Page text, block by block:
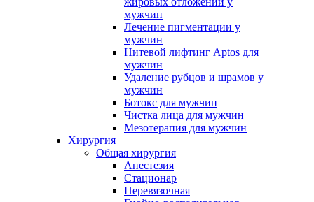
мужчин
Лечение пигментации у
мужчин
Нитевой лифтинг Aptos для
мужчин
Удаление рубцов и шрамов у
мужчин
Ботокс для мужчин
Чистка лица для мужчин
Мезотерапия для мужчин
Хирургия
Общая хирургия
Анестезия
Стационар
Перевязочная